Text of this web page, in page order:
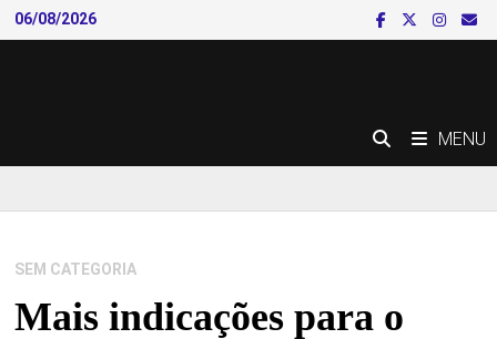
Skip
to
06/08/2026
MENU
SEM CATEGORIA
Mais indicações para o